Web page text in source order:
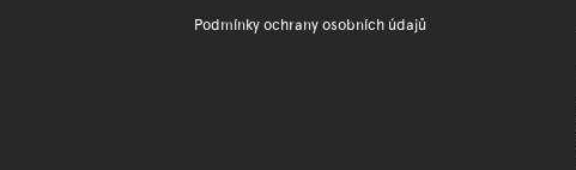
Podmínky ochrany osobních údajů